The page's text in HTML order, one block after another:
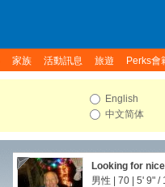
家族 活動訊息 旅遊 Perks會
English
中文简体
Looking for
男性 | 70 | 5' 9" /